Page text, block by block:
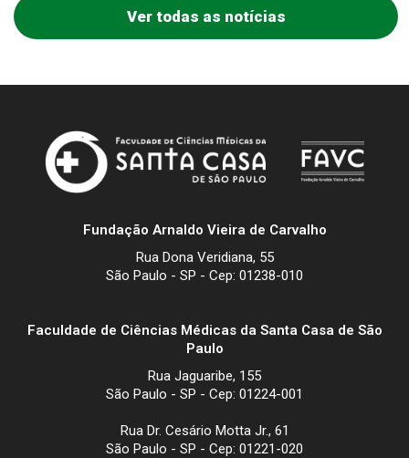
Ver todas as notícias
Fundação Arnaldo Vieira de Carvalho
Rua Dona Veridiana, 55
São Paulo - SP - Cep: 01238-010
Faculdade de Ciências Médicas da Santa Casa de São
Paulo
Rua Jaguaribe, 155
São Paulo - SP - Cep: 01224-001
Rua Dr. Cesário Motta Jr., 61
São Paulo - SP - Cep: 01221-020